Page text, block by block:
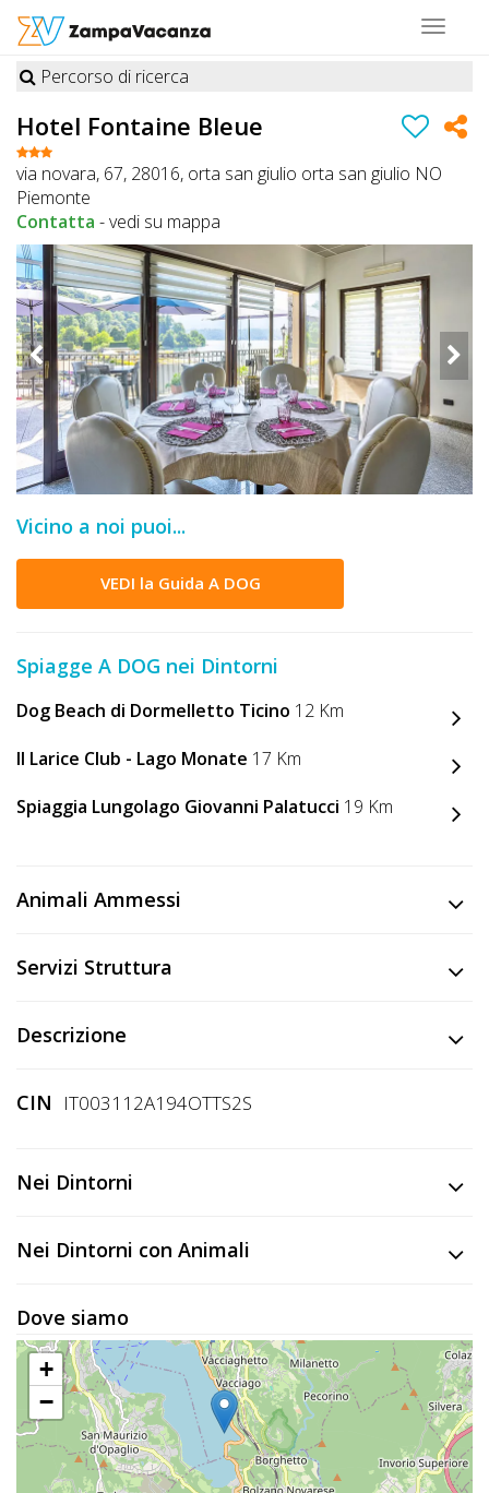
Toggle
STRUTTURE
A
DOG
LUOGHI
A
DOG
OFFERTE
A
INFO
DOG
CHIEDI
CODICE
Video
Lavora
Noi
Inserisci
Accedi
Registrati
Percorso di ricerca
Hotel Fontaine Bleue
via novara, 67, 28016, orta san giulio orta san giulio NO
Piemonte
Contatta -vedi su mappa
Vicino a noi puoi...
VEDI la Guida A DOG
Spiagge A DOG nei Dintorni
Dog Beach di Dormelletto Ticino 12 Km
Il Larice Club - Lago Monate 17 Km
Spiaggia Lungolago Giovanni Palatucci 19 Km
Animali Ammessi
Servizi Struttura
Descrizione
CIN IT003112A194OTTS2S
Nei Dintorni
Nei Dintorni con Animali
Dove siamo
+
−